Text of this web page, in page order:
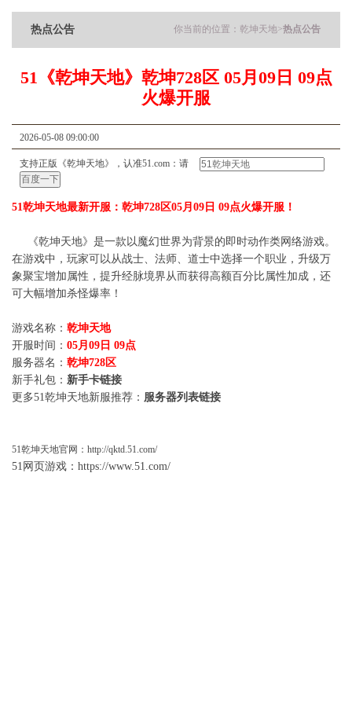
你当前的位置： 乾坤天地>热点公告
热点公告
51《乾坤天地》乾坤728区 05月09日 09点
火爆开服
2026-05-08 09:00:00
支持正版《乾坤天地》，认准51.com：请
51乾坤天地最新开服：乾坤728区05月09日 09点火爆开服！
《乾坤天地》是一款以魔幻世界为背景的即时动作类网络游戏。
在游戏中，玩家可以从战士、法师、道士中选择一个职业，升级万
象聚宝增加属性，提升经脉境界从而获得高额百分比属性加成，还
可大幅增加杀怪爆率！
游戏名称： 乾坤天地
开服时间： 05月09日 09点
服务器名： 乾坤728区
新手礼包： 新手卡链接
更多51乾坤天地新服推荐： 服务器列表链接
51乾坤天地官网： http://qktd.51.com/
51网页游戏： https://www.51.com/